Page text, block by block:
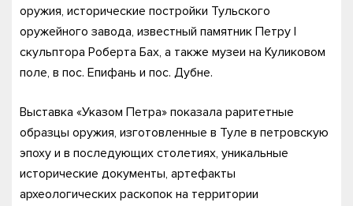
оружия, исторические постройки Тульского
оружейного завода, известный памятник Петру I
скульптора Роберта Бах, а также музеи на Куликовом
поле, в пос. Епифань и пос. Дубне.
Выставка «Указом Петра» показала раритетные
образцы оружия, изготовленные в Туле в петровскую
эпоху и в последующих столетиях, уникальные
исторические документы, артефакты
археологических раскопок на территории